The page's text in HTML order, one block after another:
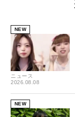
NEW
ニュース
2026.08.08
NEW